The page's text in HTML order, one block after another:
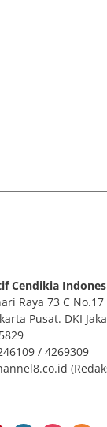
Cendikia
Raya 73 C
Pusat. DKI
/ 4269309